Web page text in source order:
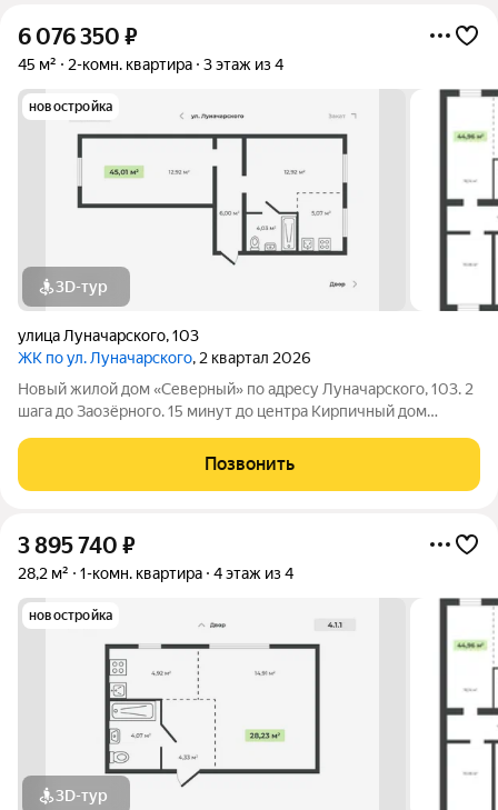
6 076 350 ₽
45 м² 2-комн. квартира 3 этаж из 4
новостройка
3D-тур
улица Луначарского,103
ЖК по ул. Луначарского, 2 квартал 2026
Новый жилой дом «Северный» по адресу Луначарского, 103. 2
шага до Заозёрного. 15 минут до центра Кирпичный дом
воркаута Просторная парковка Корзины для кондиционеров
КВАРТИРЫ ФОРМАТА «ЗАЕЗЖАЙ И ЖИВИ»
Позвонить
3 895 740 ₽
28,2 м² 1-комн. квартира 4 этаж из 4
новостройка
3D-тур